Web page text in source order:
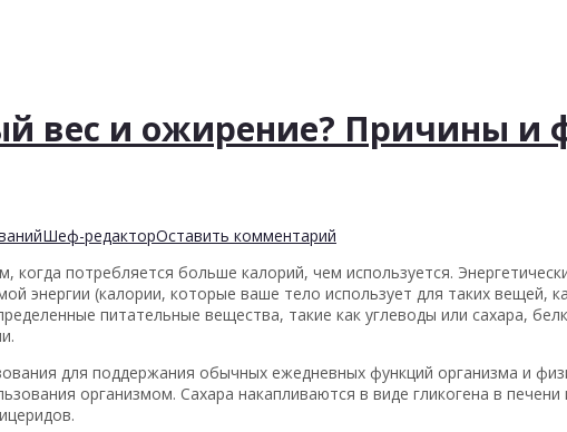
вес и ожирение? Причины и
Шеф-редакторОставить комментарий
потребляется больше калорий, чем используется.
энергии (калории, которые ваше тело использует для таких вещей,
питательные вещества, такие как углеводы или сахара,
для поддержания обычных ежедневных функций организма и
организмом. Сахара накапливаются в виде гликогена в